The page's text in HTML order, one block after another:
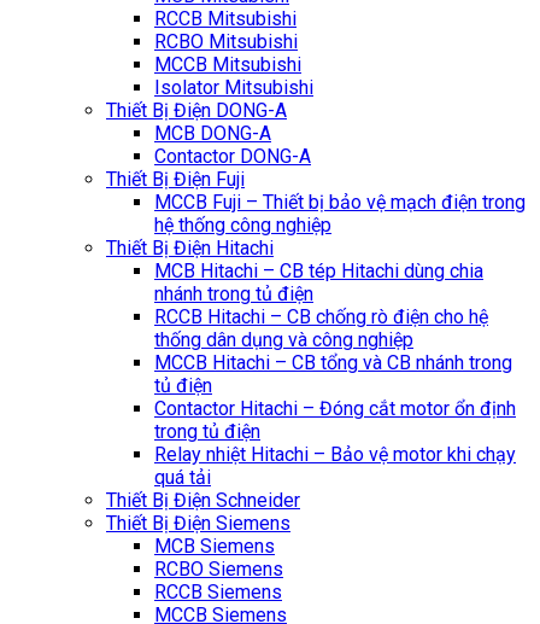
RCCB Mitsubishi
RCBO Mitsubishi
MCCB Mitsubishi
Isolator Mitsubishi
Thiết Bị Điện DONG-A
MCB DONG-A
Contactor DONG-A
Thiết Bị Điện Fuji
MCCB Fuji – Thiết bị bảo vệ mạch điện trong
hệ thống công nghiệp
Thiết Bị Điện Hitachi
MCB Hitachi – CB tép Hitachi dùng chia
nhánh trong tủ điện
RCCB Hitachi – CB chống rò điện cho hệ
thống dân dụng và công nghiệp
MCCB Hitachi – CB tổng và CB nhánh trong
tủ điện
Contactor Hitachi – Đóng cắt motor ổn định
trong tủ điện
Relay nhiệt Hitachi – Bảo vệ motor khi chạy
quá tải
Thiết Bị Điện Schneider
Thiết Bị Điện Siemens
MCB Siemens
RCBO Siemens
RCCB Siemens
MCCB Siemens